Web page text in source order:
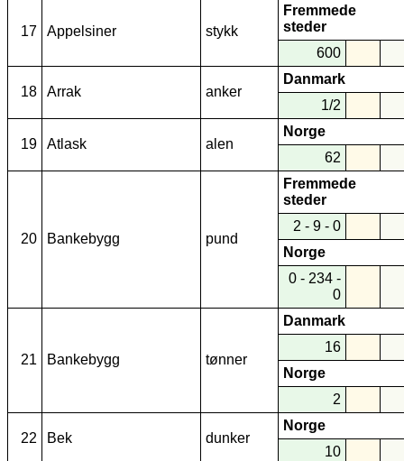
17 Appelsiner stykk
Fremmede
steder
600
18 Arrak anker
Danmark
1/2
19 Atlask alen
Norge
62
20 Bankebygg pund
Fremmede
steder
2 - 9 - 0
Norge
0 - 234 -
0
21 Bankebygg tønner
Danmark
16
Norge
2
22 Bek dunker
Norge
10